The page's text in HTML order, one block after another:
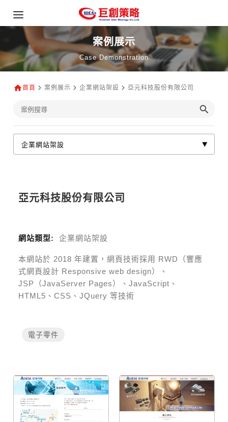
案例展示
Case Demonstration
首頁 案例展示 企業網站架設 亞元科技股份有限公司
亞元科技股份有限公司
網站類型: 企業網站架設
本網站於 2018 年建置，網頁技術採用 RWD（響應
式網頁設計 Responsive web design）、
JSP（JavaServer Pages）、JavaScript、
HTML5、CSS、JQuery 等技術
電子零件